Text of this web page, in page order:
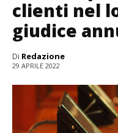
clienti nel
giudice
Di Redazione
29 APRILE 2022